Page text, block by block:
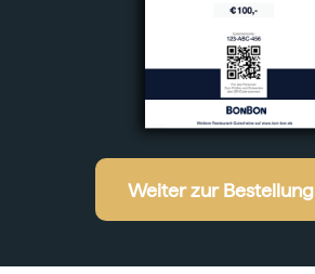
Frohe Weihnachten
Regionale Gutscheine
Berlin
Hamburg
München
Köln
Düsseldorf
Stuttgart
Essen
Weiter zur Bestellung